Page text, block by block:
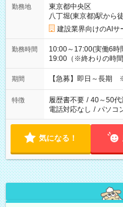
勤務地
東京都中央区
八丁堀(東京都)駅から
建設業界向けのAIサ
勤務時間
10:00～17:00(実働6
19:00（※終わりの時
期間 【急募】即日～長期
特徴 履歴書不要 / 40～50代
電話対応なし / パソコ
気になる！